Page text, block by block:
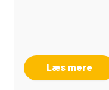
Læs mere